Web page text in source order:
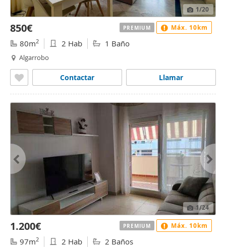
1/20
850€
80m2 2 Hab 1 Baño
Algarrobo
Llamar
Contactar
PREMIUM Máx. 10km
1/24
1.200€
97m2 2 Hab 2 Baños
PREMIUM Máx. 10km